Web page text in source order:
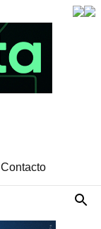
Contacto